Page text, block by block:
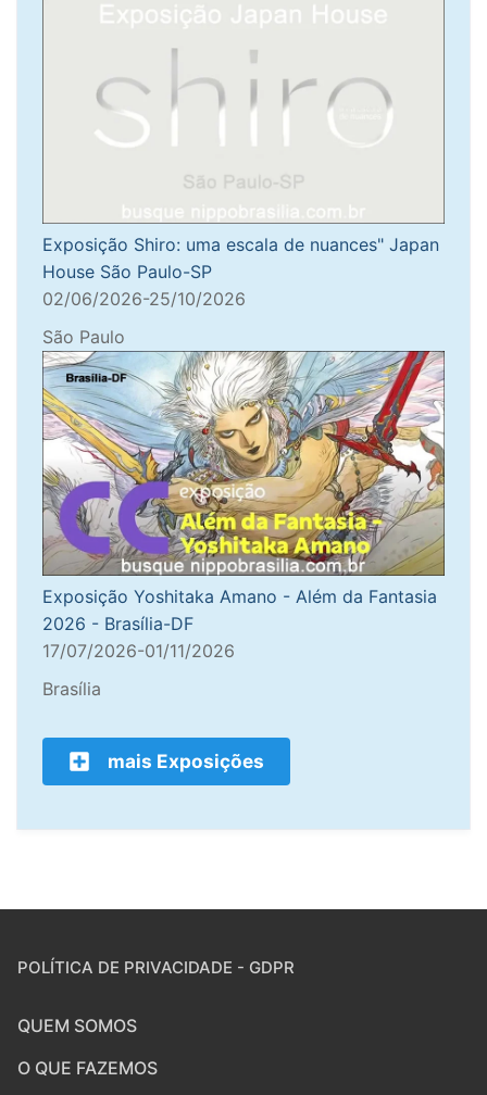
Exposição Shiro: uma escala de nuances" Japan
House São Paulo-SP
02/06/2026-25/10/2026
São Paulo
Exposição Yoshitaka Amano - Além da Fantasia
2026 - Brasília-DF
17/07/2026-01/11/2026
Brasília
mais Exposições
POLÍTICA DE PRIVACIDADE - GDPR
QUEM SOMOS
O QUE FAZEMOS